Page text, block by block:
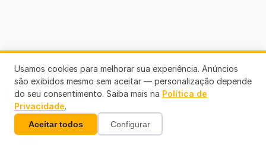
Links Úteis
Usamos cookies para melhorar sua experiência. Anúncios
são exibidos mesmo sem aceitar — personalização depende
do seu consentimento. Saiba mais na Política de
Privacidade.
Aceitar todos Configurar